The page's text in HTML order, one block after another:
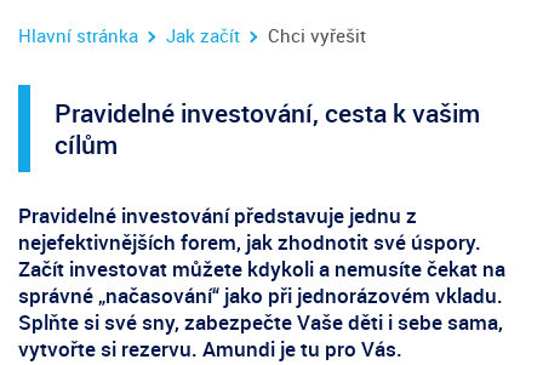
Hlavní stránka Jak začít Chci vyřešit
Pravidelné investování, cesta k vašim
cílům
Pravidelné investování představuje jednu z
nejefektivnějších forem, jak zhodnotit své úspory.
Začít investovat můžete kdykoli a nemusíte čekat na
správné „načasování“ jako při jednorázovém vkladu.
Splňte si své sny, zabezpečte Vaše děti i sebe sama,
vytvořte si rezervu. Amundi je tu pro Vás.